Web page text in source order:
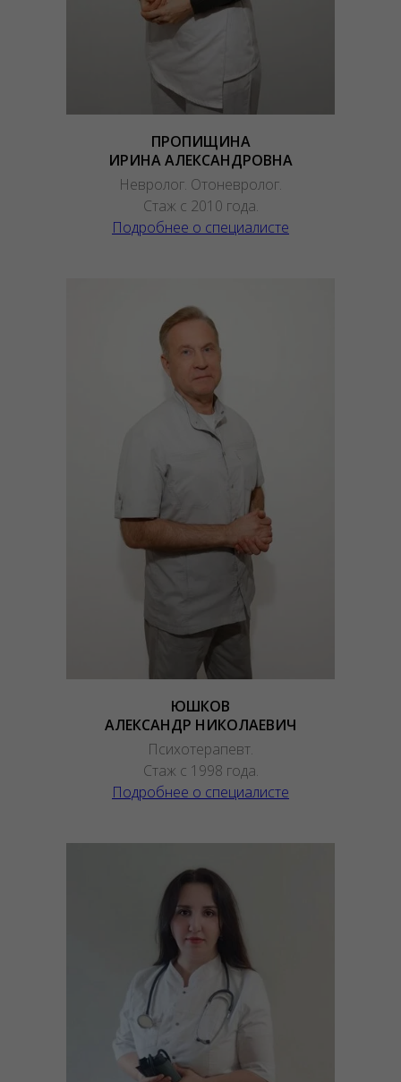
ПРОПИЩИНА
ИРИНА АЛЕКСАНДРОВНА
Невролог. Отоневролог.
Стаж с 2010 года.
Подробнее о специалисте
ЮШКОВ
АЛЕКСАНДР НИКОЛАЕВИЧ
Психотерапевт.
Стаж с 1998 года.
Подробнее о специалисте